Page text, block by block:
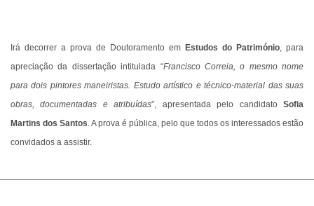
Irá decorrer a prova de Doutoramento em Estudos do Património , para
apreciação da dissertação intitulada “Francisco Correia, o mesmo nome
para dois pintores maneiristas. Estudo artístico e técnico-material das suas
obras, documentadas e atribuídas”, apresentada pelo candidatoSofia
Martins dos Santos . A prova é pública, pelo que todos os interessados estão
convidados a assistir.